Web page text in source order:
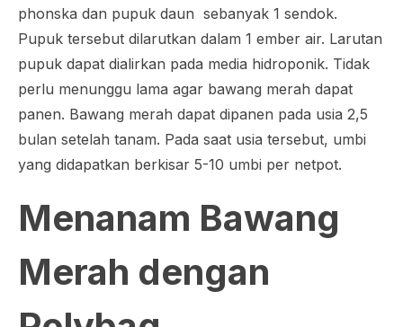
phonska dan pupuk daun sebanyak 1 sendok.
Pupuk tersebut dilarutkan dalam 1 ember air. Larutan
pupuk dapat dialirkan pada media hidroponik. Tidak
perlu menunggu lama agar bawang merah dapat
panen. Bawang merah dapat dipanen pada usia 2,5
bulan setelah tanam. Pada saat usia tersebut, umbi
yang didapatkan berkisar 5-10 umbi per netpot.
Menanam Bawang
Merah dengan